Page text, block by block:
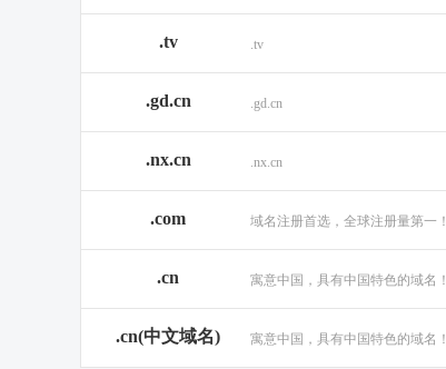
.tv .tv
.gd.cn .gd.cn
.nx.cn .nx.cn
.com 域名注册首选，全球注册量第一！
.cn 寓意中国，具有中国特色的域名！
.cn(中文域名) 寓意中国，具有中国特色的域名！